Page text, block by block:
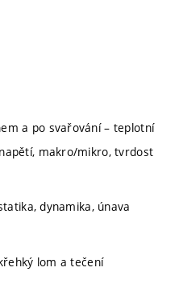
a po svařování – teplotní
makro/mikro, tvrdost
dynamika, únava
lom a tečení